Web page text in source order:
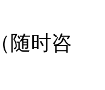
（随时咨